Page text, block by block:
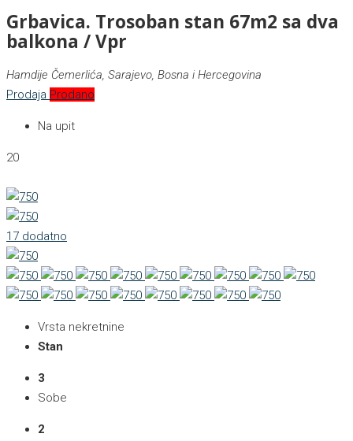
Grbavica. Trosoban stan 67m2 sa dva
balkona / Vpr
Hamdije Čemerlića, Sarajevo, Bosna i Hercegovina
Prodaja Prodano
Na upit
20
17 dodatno
Vrsta nekretnine
Stan
3
Sobe
2